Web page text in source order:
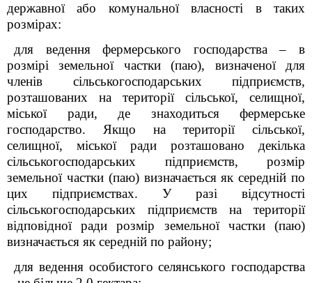
державної або комунальної власності в таких
розмірах:
для ведення фермерського господарства – в
розмірі земельної частки (паю), визначеної для
членів сільськогосподарських підприємств,
розташованих на території сільської, селищної,
міської ради, де знаходиться фермерське
господарство. Якщо на території сільської,
селищної, міської ради розташовано декілька
сільськогосподарських підприємств, розмір
земельної частки (паю) визначається як середній по
цих підприємствах. У разі відсутності
сільськогосподарських підприємств на території
відповідної ради розмір земельної частки (паю)
визначається як середній по району;
для ведення особистого селянського господарства